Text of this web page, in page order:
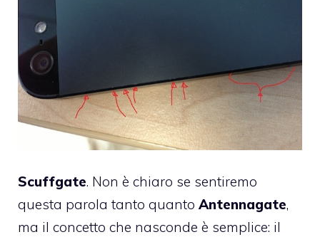
Scuffgate. Non è chiaro se sentiremo
questa parola tanto quanto Antennagate,
ma il concetto che nasconde è semplice: il